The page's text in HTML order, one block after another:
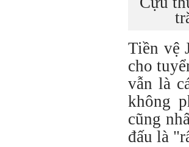
Tiền vệ
cho
vẫn là
không
cũng
đấu là